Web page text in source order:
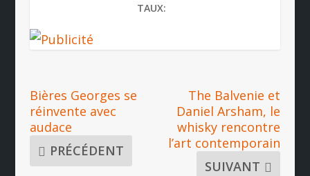
TAUX:
Bières Georges se
réinvente avec
audace
PRÉCÉDENT
The Balvenie et
Daniel Arsham, le
whisky rencontre
l’art contemporain
SUIVANT